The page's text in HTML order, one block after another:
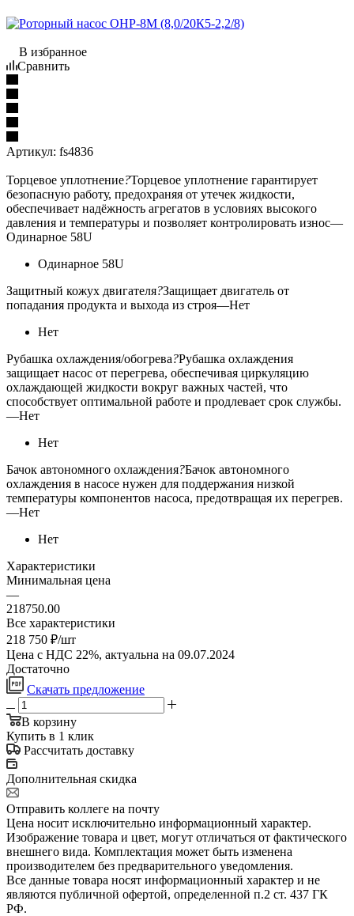
В избранное
Сравнить
Артикул: fs4836
Торцевое уплотнение?Торцевое уплотнение гарантирует
безопасную работу, предохраняя от утечек жидкости,
обеспечивает надёжность агрегатов в условиях высокого
давления и температуры и позволяет контролировать износ—
Одинарное 58U
Одинарное 58U
Защитный кожух двигателя?Защищает двигатель от
попадания продукта и выхода из строя—Нет
Нет
Рубашка охлаждения/обогрева?Рубашка охлаждения
защищает насос от перегрева, обеспечивая циркуляцию
охлаждающей жидкости вокруг важных частей, что
способствует оптимальной работе и продлевает срок службы.
—Нет
Нет
Бачок автономного охлаждения?Бачок автономного
охлаждения в насосе нужен для поддержания низкой
температуры компонентов насоса, предотвращая их перегрев.
—Нет
Нет
Характеристики
Минимальная цена
—
218750.00
Все характеристики
218 750 ₽/шт
Цена с НДС 22%, актуальна на 09.07.2024
Достаточно
Скачать предложение
В корзину
Купить в 1 клик
Рассчитать доставку
Дополнительная скидка
Отправить коллеге на почту
Цена носит исключительно информационный характер.
Изображение товара и цвет, могут отличаться от фактического
внешнего вида. Комплектация может быть изменена
производителем без предварительного уведомления.
Все данные товара носят информационный характер и не
являются публичной офертой, определенной п.2 ст. 437 ГК
РФ.